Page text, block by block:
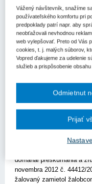
procesných úkonov,
ochranu zákonnosti, nie
spravodlivého procesu.
legitímnym spôsobom
nevyhnutné dbať práve
inštitútov nielen priamo
spornou normou.
Z odôvodnenia:
Krajský súd v Bratislave
29. septembra 2020 č. k.
190 zákona č. 162/2015
domáhal preskúmania a
novembra 2012 č. 44412/
žalovaný zamietol
Vážený návštevník, snažíme
používateľského komfortu pri
predpoklady patrí napr. aby
neobťažovali nevhodnou
web vylepšovať. Preto od Vás
cookies, t. j. malých súborov,
Vopred ďakujeme za udelenie
služieb a prispôsobenie
Odmietnut
Prijať